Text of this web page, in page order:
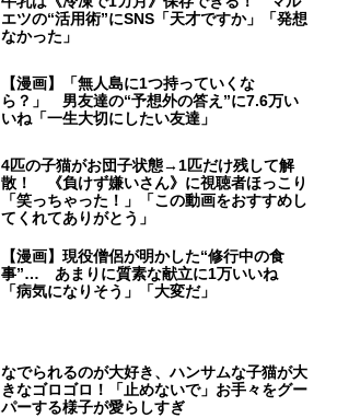
エツの“活用術”にSNS「天才ですか」「発想
なかった」
【漫画】「無人島に1つ持っていくな
ら？」 男友達の“予想外の答え”に7.6万い
いね「一生大切にしたい友達」
4匹の子猫がお団子状態→1匹だけ残して解
散！ 《負けず嫌いさん》に視聴者ほっこり
「笑っちゃった！」「この動画をおすすめし
てくれてありがとう」
【漫画】現役僧侶が明かした“修行中の食
事”… あまりに質素な献立に1万いいね
「病気になりそう」「大変だ」
なでられるのが大好き、ハンサムな子猫が大
きなゴロゴロ！「止めないで」お手々をグー
パーする様子が愛らしすぎ